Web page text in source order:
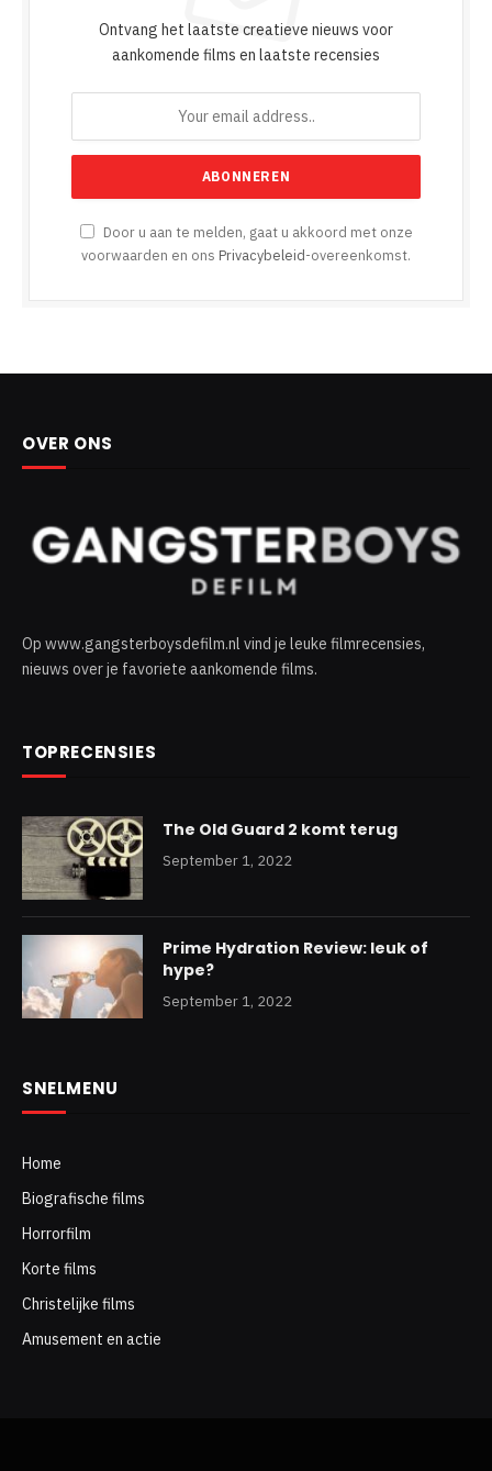
Ontvang het laatste creatieve nieuws voor
aankomende films en laatste recensies
Door u aan te melden, gaat u akkoord met onze
voorwaarden en ons Privacybeleid-overeenkomst.
OVER ONS
Op www.gangsterboysdefilm.nl vind je leuke filmrecensies,
nieuws over je favoriete aankomende films.
TOPRECENSIES
The Old Guard 2 komt terug
September 1, 2022
Prime Hydration Review: leuk of
hype?
September 1, 2022
SNELMENU
Home
Biografische films
Horrorfilm
Korte films
Christelijke films
Amusement en actie